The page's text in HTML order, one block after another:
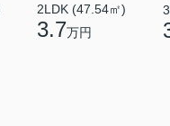
2LDK (47.54㎡)
3.7万円